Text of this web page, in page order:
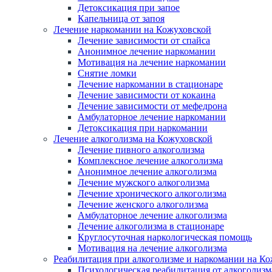
Детоксикация при запое
Капельница от запоя
Лечение наркомании на Кожуховской
Лечение зависимости от спайса
Анонимное лечение наркомании
Мотивация на лечение наркомании
Снятие ломки
Лечение наркомании в стационаре
Лечение зависимости от кокаина
Лечение зависимости от мефедрона
Амбулаторное лечение наркомании
Детоксикация при наркомании
Лечение алкоголизма на Кожуховской
Лечение пивного алкоголизма
Комплексное лечение алкоголизма
Анонимное лечение алкоголизма
Лечение мужского алкоголизма
Лечение хронического алкоголизма
Лечение женского алкоголизма
Амбулаторное лечение алкоголизма
Лечение алкоголизма в стационаре
Круглосуточная наркологическая помощь
Мотивация на лечение алкоголизма
Реабилитация при алкоголизме и наркомании на
Психологическая реабилитация от